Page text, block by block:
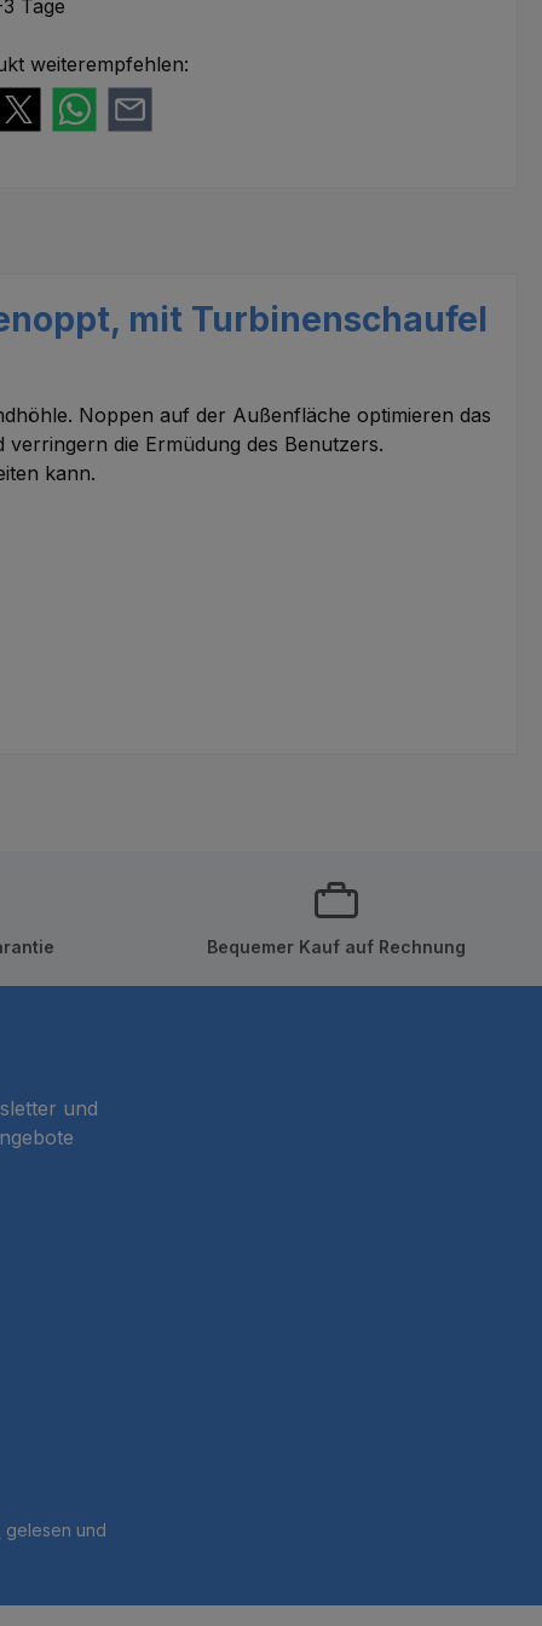
Tage
weiterempfehlen:
mit Turbinenschaufel
Noppen auf der Außenfläche optimieren das
die Ermüdung des Benutzers.
kann.
Bequemer Kauf auf Rechnung
und
gelesen und